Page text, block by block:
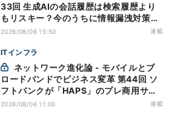
33回 生成AIの会話履歴は検索履歴より
もリスキー？今のうちに情報漏洩対策を
万全にしておこう
2026/08/06 15:50 連載
ITインフラ
ロードバンドでビジネス変革 第44回 ソ
フトバンクが「HAPS」のプレ商用サー
ビス開始を表明、本格的な商用展開のめ
2026/08/06 11:00 連載